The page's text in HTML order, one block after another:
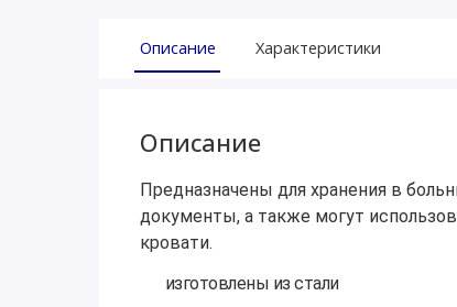
Описание Характеристики
Описание
Предназначены для хранения в
документы, а также могут
кровати.
изготовлены из стали